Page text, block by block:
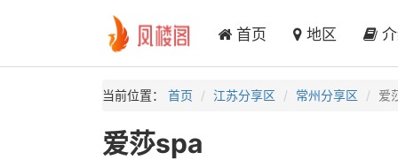
首页 地区 介
当前位置： 首页 江苏分享区 常州分享区 爱
爱莎spa